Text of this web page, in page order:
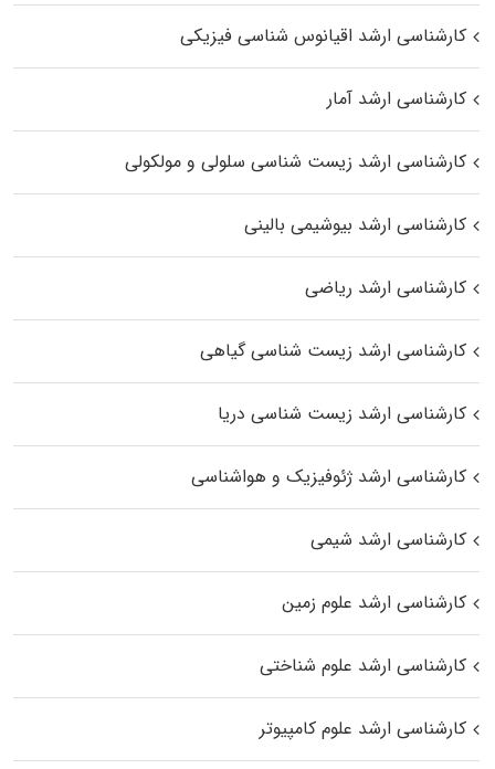
کارشناسی ارشد اقیانوس‌ شناسی فیزیکی
کارشناسی ارشد آمار
کارشناسی ارشد زیست شناسی سلولی و مولکولی
کارشناسی ارشد بیوشیمی بالینی
کارشناسی ارشد ریاضی
کارشناسی ارشد زیست‌ شناسی گیاهی
کارشناسی ارشد زیست‌ شناسی دریا
کارشناسی ارشد ژئوفیزیک و هواشناسی
کارشناسی ارشد شیمی
کارشناسی ارشد علوم زمین
کارشناسی ارشد علوم شناختی
کارشناسی ارشد علوم کامپیوتر